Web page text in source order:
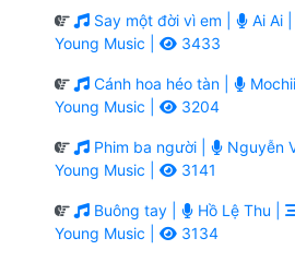
Say một đời vì em | Ai Ai |
Young Music |
3433
Cánh hoa héo tàn |
Young Music |
3204
Phim ba người | Nguyễn
Young Music |
3141
Buông tay | Hồ Lệ Thu |
Young Music |
3134